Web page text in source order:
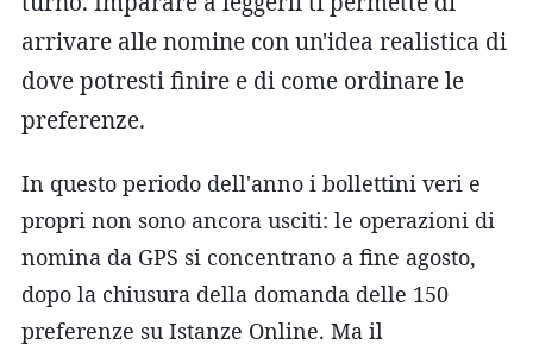
arrivare alle nomine con un'idea realistica di
dove potresti finire e di come ordinare le
preferenze.
In questo periodo dell'anno i bollettini veri e
propri non sono ancora usciti: le operazioni di
nomina da GPS si concentrano a fine agosto,
dopo la chiusura della domanda delle 150
preferenze su Istanze Online. Ma il